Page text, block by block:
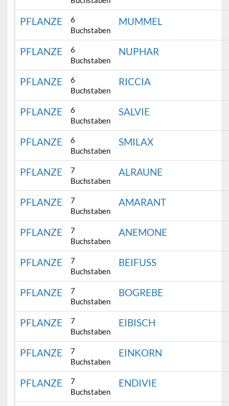
PFLANZE
6
Buchstaben
MUMMEL
PFLANZE
6
Buchstaben
NUPHAR
PFLANZE
6
Buchstaben
RICCIA
PFLANZE
6
Buchstaben
SALVIE
PFLANZE
6
Buchstaben
SMILAX
PFLANZE
7
Buchstaben
ALRAUNE
PFLANZE
7
Buchstaben
AMARANT
PFLANZE
7
Buchstaben
ANEMONE
PFLANZE
7
Buchstaben
BEIFUSS
PFLANZE
7
Buchstaben
BOGREBE
PFLANZE
7
Buchstaben
EIBISCH
PFLANZE
7
Buchstaben
EINKORN
PFLANZE
7
Buchstaben
ENDIVIE